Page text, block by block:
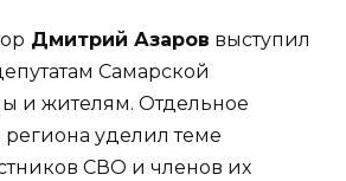
Дмитрий Азаров выступил
Самарской
и жителям. Отдельное
уделил теме
СВО и членов их